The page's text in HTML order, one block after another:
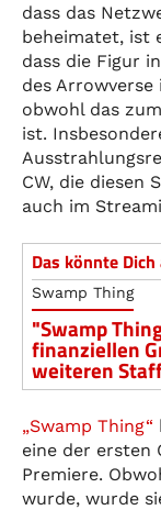
dass das
beheimatet, ist
dass die Figur
des
obwohl das
ist.
CW, die diesen
auch im
Das könnte
Swamp Thing
"Swamp
finanziellen
weiteren
„Swamp Thing“
eine der ersten
Premiere.
wurde, wurde